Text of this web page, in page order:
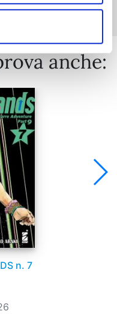
anche:
n. 7